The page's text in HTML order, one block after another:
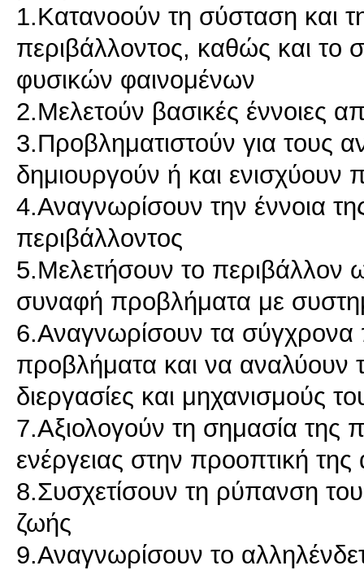
1.Κατανοούν τη σύσταση και
περιβάλλοντος, καθώς και το
φυσικών φαινομένων
2.Μελετούν βασικές έννοιες
3.Προβληματιστούν για τους
δημιουργούν ή και ενισχύουν
4.Αναγνωρίσουν την έννοια
περιβάλλοντος
5.Μελετήσουν το περιβάλλον
συναφή προβλήματα με
6.Αναγνωρίσουν τα σύγχρονα
προβλήματα και να αναλύουν
διεργασίες και μηχανισμούς
7.Αξιολογούν τη σημασία
ενέργειας στην προοπτική της
8.Συσχετίσουν τη ρύπανση
ζωής
9.Αναγνωρίσουν το